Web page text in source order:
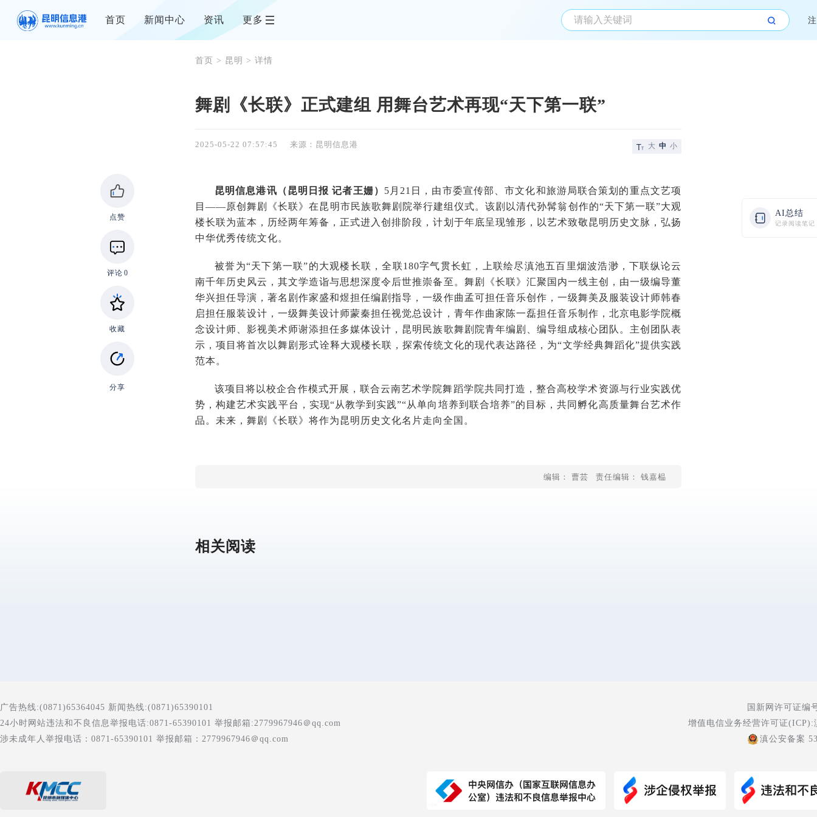
首页 新闻中心 资讯 更多
点赞
评论 0
收藏
分享
AI总结
记录阅读笔记
首页 > 昆明 > 详情
舞剧《长联》正式建组 用舞台艺术再现“天下第一联”
2025-05-22 07:57:45 来源：昆明信息港 大 中 小
昆明信息港讯（昆明日报 记者王姗） 5月21日，由市委宣传部、市文化和旅游局联合策划的重点文艺项
目——原创舞剧《长联》在昆明市民族歌舞剧院举行建组仪式。该剧以清代孙髯翁创作的“天下第一联”大观
楼长联为蓝本，历经两年筹备，正式进入创排阶段，计划于年底呈现雏形，以艺术致敬昆明历史文脉，弘扬
中华优秀传统文化。
被誉为“天下第一联”的大观楼长联，全联180字气贯长虹，上联绘尽滇池五百里烟波浩渺，下联纵论云
南千年历史风云，其文学造诣与思想深度令后世推崇备至。舞剧《长联》汇聚国内一线主创，由一级编导董
华兴担任导演，著名剧作家盛和煜担任编剧指导，一级作曲孟可担任音乐创作，一级舞美及服装设计师韩春
启担任服装设计，一级舞美设计师蒙秦担任视觉总设计，青年作曲家陈一磊担任音乐制作，北京电影学院概
念设计师、影视美术师谢添担任多媒体设计，昆明民族歌舞剧院青年编剧、编导组成核心团队。主创团队表
示，项目将首次以舞剧形式诠释大观楼长联，探索传统文化的现代表达路径，为“文学经典舞蹈化”提供实践
范本。
该项目将以校企合作模式开展，联合云南艺术学院舞蹈学院共同打造，整合高校学术资源与行业实践优
势，构建艺术实践平台，实现“从教学到实践”“从单向培养到联合培养”的目标，共同孵化高质量舞台艺术作
品。未来，舞剧《长联》将作为昆明历史文化名片走向全国。
编辑： 曹芸 责任编辑： 钱嘉榀
相关阅读
广告热线:(0871)65364045 新闻热线:(0871)65390101
24小时网站违法和不良信息举报电话:0871-65390101 举报邮箱:2779967946＠qq.com
涉未成年人举报电话：0871-65390101 举报邮箱：2779967946＠qq.com
国新网许可证编
增值电信业务经营许可证(ICP):
滇公安备案